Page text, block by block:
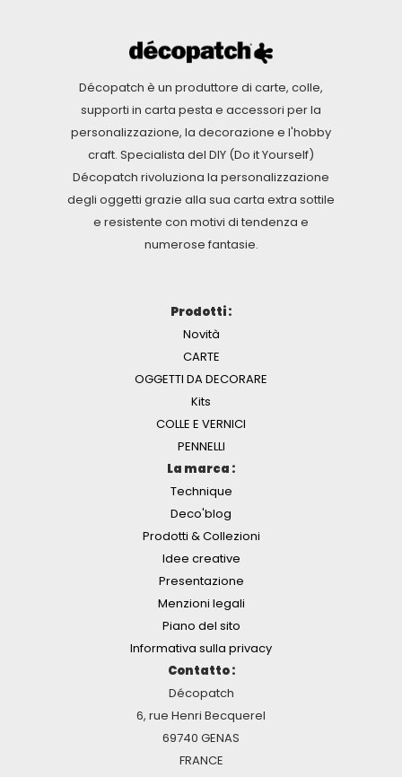
Décopatch è un produttore di carte, colle,
supporti in carta pesta e accessori per la
personalizzazione, la decorazione e l'hobby
craft. Specialista del DIY (Do it Yourself)
Décopatch rivoluziona la personalizzazione
degli oggetti grazie alla sua carta extra sottile
e resistente con motivi di tendenza e
numerose fantasie.
Prodotti :
Novità
CARTE
OGGETTI DA DECORARE
Kits
COLLE E VERNICI
PENNELLI
La marca :
Technique
Deco'blog
Prodotti & Collezioni
Idee creative
Presentazione
Menzioni legali
Piano del sito
Informativa sulla privacy
Contatto :
Décopatch
6, rue Henri Becquerel
69740 GENAS
FRANCE